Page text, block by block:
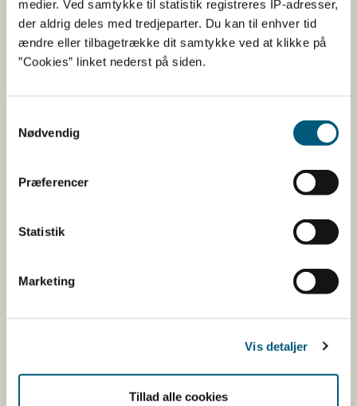
medier. Ved samtykke til statistik registreres IP-adresser,
der aldrig deles med tredjeparter. Du kan til enhver tid
ændre eller tilbagetrække dit samtykke ved at klikke på
”Cookies” linket nederst på siden.
Nødvendig
Præferencer
Statistik
Marketing
Vis detaljer
Tillad alle cookies
udsanding
16. juni 2023. Udmelding 24/01
- høst
16-06-2023
Aktuelle åbne opdrætsanlæg til høst
16. juni 2023. Udmelding 24/01
16-06-2023
Muslingeovervågning Fiskeri
Aktuelle åbne produktionsområder for fiskeri
9. juni 2023. Udmelding 23/01